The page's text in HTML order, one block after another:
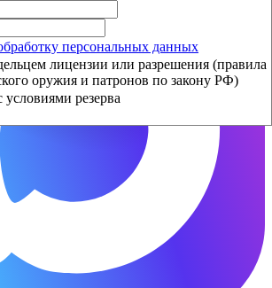
персональных данных
лицензии или разрешения (правила
оружия и патронов по закону РФ)
условиями резерва